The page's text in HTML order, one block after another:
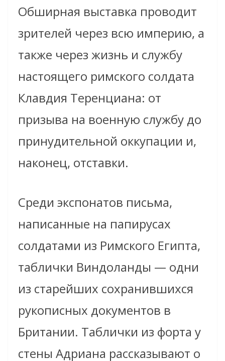
Обширная выставка проводит
зрителей через всю империю, а
также через жизнь и службу
настоящего римского солдата
Клавдия Теренциана: от
призыва на военную службу до
принудительной оккупации и,
наконец, отставки.
Среди экспонатов письма,
написанные на папирусах
солдатами из Римского Египта,
таблички Виндоланды — одни
из старейших сохранившихся
рукописных документов в
Британии. Таблички из форта у
стены Адриана рассказывают о